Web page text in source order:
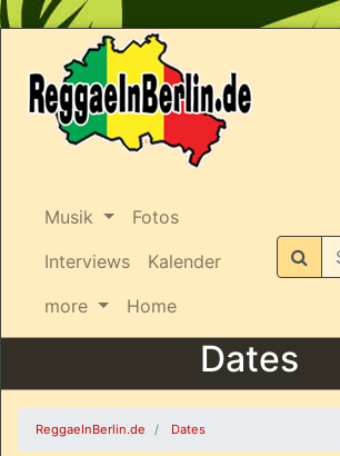
Musik
Fotos
Interviews
Kalender
more
Home
Suchen
Dates
ReggaeInBerlin.de Dates